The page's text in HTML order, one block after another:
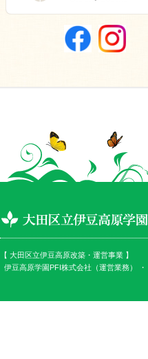
【 大田区立伊豆高原改築・運営事業 】
伊豆高原学園PFI株式会社（運営業務） ・